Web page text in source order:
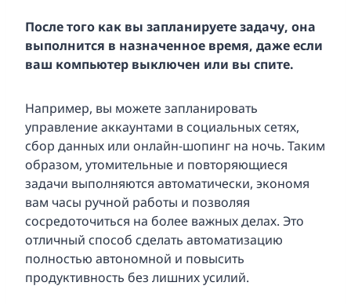
После того как вы запланируете задачу, она
выполнится в назначенное время, даже если
ваш компьютер выключен или вы спите.
Например, вы можете запланировать
управление аккаунтами в социальных сетях,
сбор данных или онлайн-шопинг на ночь. Таким
образом, утомительные и повторяющиеся
задачи выполняются автоматически, экономя
вам часы ручной работы и позволяя
сосредоточиться на более важных делах. Это
отличный способ сделать автоматизацию
полностью автономной и повысить
продуктивность без лишних усилий.